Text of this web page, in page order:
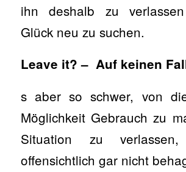
ihn deshalb zu
Glück neu zu suchen.
Leave it? – Auf keinen
s aber so schwer, von
Möglichkeit Gebrauch zu
Situation zu
offensichtlich gar nicht